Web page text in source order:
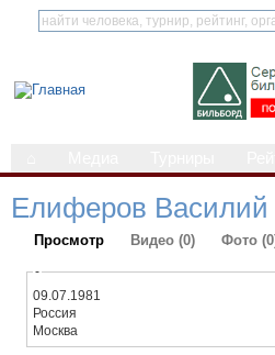
Елиферов Василий
Просмотр Видео (0) Фото
-
09.07.1981
Россия
Москва